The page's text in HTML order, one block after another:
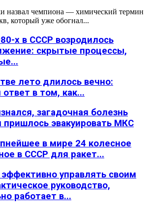
назвал чемпиона — химический термин
который уже обогнал...
х в СССР возродилось
скрытые процессы,
лето длилось вечно:
в том, как...
загадочная болезнь
эвакуировать МКС
в мире 24 колесное
в СССР для ракет...
эффективно управлять своим
руководство,
работает в...